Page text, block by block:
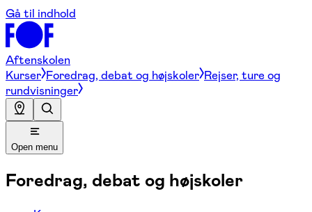
Gå til indhold
Aftenskolen
Kurser Foredrag, debat og højskoler Rejser, ture og
rundvisninger
Open menu
Foredrag, debat og højskoler